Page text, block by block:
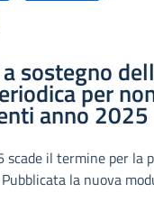
sostegno
per
anno 2025
scade il termine per la
la nuova